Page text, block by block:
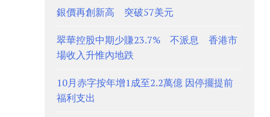
銀價再創新高 突破57美元
翠華控股中期少賺23.7% 不派息 香港市
場收入升惟內地跌
10月赤字按年增1成至2.2萬億 因停擺提前
福利支出